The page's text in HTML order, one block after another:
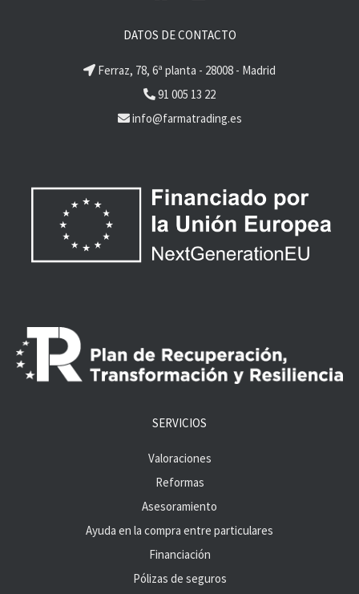
DATOS DE CONTACTO
Ferraz, 78, 6ª planta - 28008 - Madrid
91 005 13 22
info@farmatrading.es
SERVICIOS
Valoraciones
Reformas
Asesoramiento
Ayuda en la compra entre particulares
Financiación
Pólizas de seguros